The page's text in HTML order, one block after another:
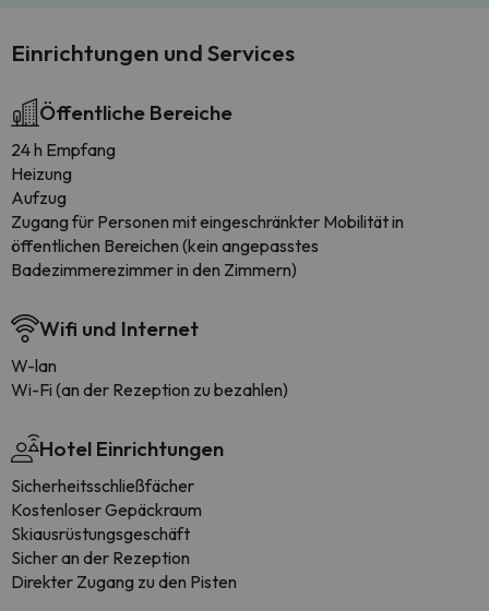
Einrichtungen und Services
Öffentliche Bereiche
24 h Empfang
Heizung
Aufzug
Zugang für Personen mit eingeschränkter Mobilität in
öffentlichen Bereichen (kein angepasstes
Badezimmerezimmer in den Zimmern)
Wifi und Internet
W-lan
Wi-Fi (an der Rezeption zu bezahlen)
Hotel Einrichtungen
Sicherheitsschließfächer
Kostenloser Gepäckraum
Skiausrüstungsgeschäft
Sicher an der Rezeption
Direkter Zugang zu den Pisten